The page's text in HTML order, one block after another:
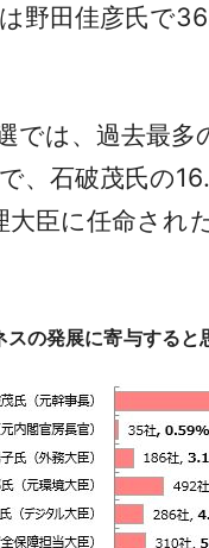
野田佳彦氏で
では、過去最多
、石破茂氏の
臣に任命された
スの発展に寄与すると